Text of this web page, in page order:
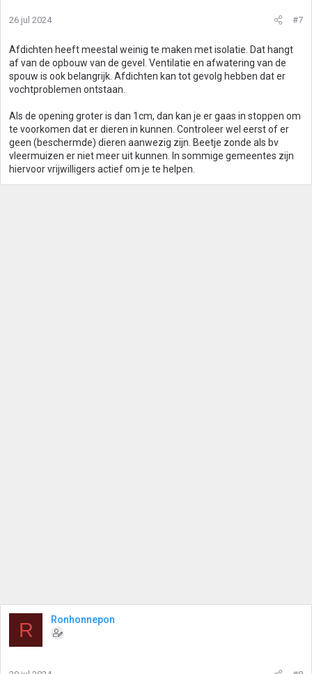
26 jul 2024 #7
Afdichten heeft meestal weinig te maken met isolatie. Dat hangt
af van de opbouw van de gevel. Ventilatie en afwatering van de
spouw is ook belangrijk. Afdichten kan tot gevolg hebben dat er
vochtproblemen ontstaan.
Als de opening groter is dan 1cm, dan kan je er gaas in stoppen om
te voorkomen dat er dieren in kunnen. Controleer wel eerst of er
geen (beschermde) dieren aanwezig zijn. Beetje zonde als bv
vleermuizen er niet meer uit kunnen. In sommige gemeentes zijn
hiervoor vrijwilligers actief om je te helpen.
R Ronhonnepon